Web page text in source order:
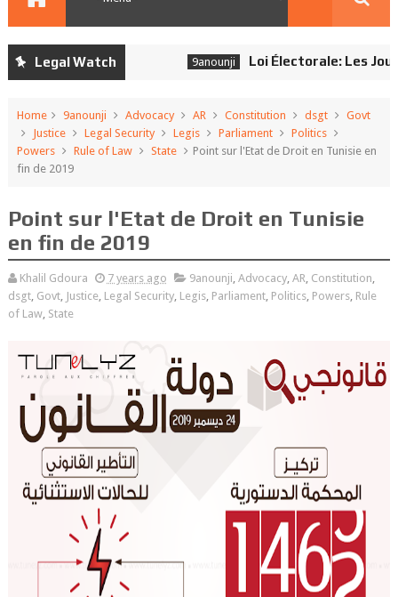
Legal Watch 9anounji Loi Électorale: Les
Home 9anounji Advocacy AR Constitution dsgt
Govt
Justice
Legal Security Legis Parliament
Politics
Powers
Rule of Law State
Point sur l'Etat de Droit en Tunisie en
fin de 2019
Point sur l'Etat de Droit en Tunisie
en fin de 2019
Khalil Gdoura 7 years ago 9anounji, Advocacy, AR, Constitution,
dsgt, Govt, Justice, Legal Security, Legis, Parliament, Politics, Powers, Rule
of Law, State